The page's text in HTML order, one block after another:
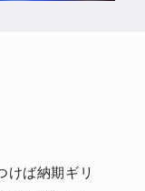
けば納期ギリ